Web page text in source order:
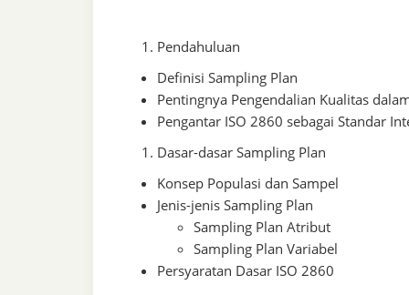
Pendahuluan
Definisi Sampling Plan
Pentingnya Pengendalian Kualitas
Pengantar ISO 2860 sebagai Standar
Dasar-dasar Sampling Plan
Konsep Populasi dan Sampel
Jenis-jenis Sampling Plan
Sampling Plan Atribut
Sampling Plan Variabel
Persyaratan Dasar ISO 2860